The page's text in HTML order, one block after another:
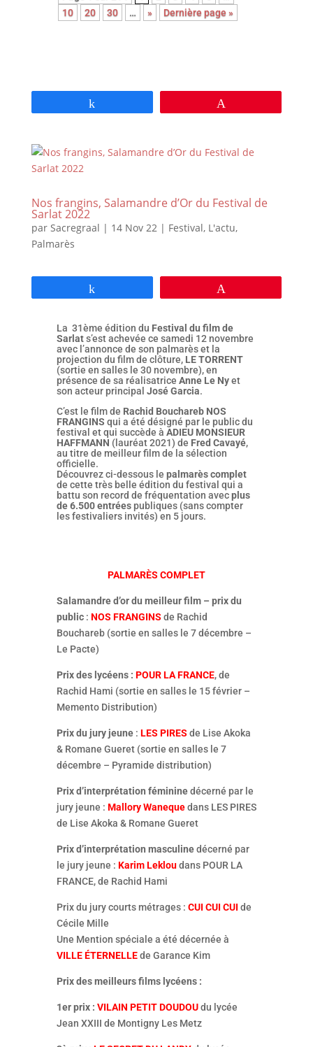
10
20 30 … » Dernière page »
Nos frangins, Salamandre d’Or du Festival de
Sarlat 2022
par Sacregraal | 14 Nov 22| Festival, L'actu,
Palmarès
La 31ème édition du Festival du film de
Sarlats’est achevée ce samedi 12 novembre
avec l’annonce de son palmarès et la
projection du film de clôture, LE TORRENT
(sortie en salles le 30 novembre), en
présence de sa réalisatrice Anne Le Nyet
son acteur principal José Garcia.
C’est le film de Rachid Bouchareb NOS
FRANGINS qui a été désigné par le public du
festival et qui succède à ADIEU MONSIEUR
HAFFMANN (lauréat 2021) de Fred Cavayé,
au titre de meilleur film de la sélection
officielle.
Découvrez ci-dessous le palmarès complet
de cette très belle édition du festival qui a
battu son record de fréquentation avecplus
de 6.500 entréespubliques (sans compter
les festivaliers invités) en 5 jours.
PALMARÈS COMPLET
Salamandre d’or du meilleur film – prix du
public: NOS FRANGINS de Rachid
Bouchareb (sortie en salles le 7 décembre –
Le Pacte)
Prix des lycéens : POUR LA FRANCE, de
Rachid Hami (sortie en salles le 15 février –
Memento Distribution)
Prix du jury jeune: LES PIRES de Lise Akoka
& Romane Gueret (sortie en salles le 7
décembre – Pyramide distribution)
Prix d’interprétation fémininedécerné par le
jury jeune : Mallory Wanequedans LES PIRES
de Lise Akoka & Romane Gueret
Prix d’interprétation masculinedécerné par
le jury jeune : Karim Lekloudans POUR LA
FRANCE, de Rachid Hami
Prix du jury courts métrages : CUI CUI CUI de
Cécile Mille
Une Mention spéciale a été décernée à
VILLE ÉTERNELLEde Garance Kim
Prix des meilleurs films lycéens :
1er prix : VILAIN PETIT DOUDOUdu lycée
Jean XXIII de Montigny Les Metz